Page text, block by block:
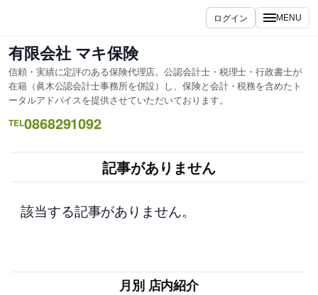
を
ス
キ
ッ
ログイン MENU
有限会社 マキ保険
信頼・実績に定評のある保険代理店。公認会計士・税理士・行政書士が
在籍（眞木公認会計士事務所を併設）し、保険と会計・税務を含めたト
ータルアドバイスを提供させていただいております。
TEL0868291092
記事がありません
該当する記事がありません。
月別 店内紹介